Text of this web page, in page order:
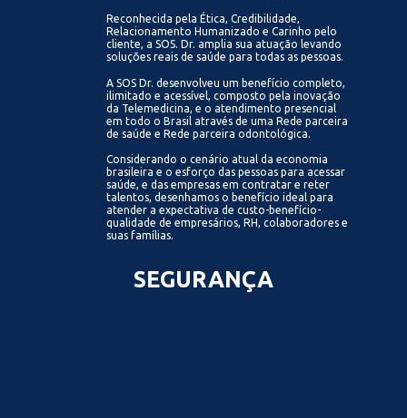
Reconhecida pela Ética, Credibilidade,
Relacionamento Humanizado e Carinho pelo
cliente, a SOS. Dr. amplia sua atuação levando
soluções reais de saúde para todas as pessoas.
A SOS Dr. desenvolveu um benefício completo,
ilimitado e acessível, composto pela inovação
da Telemedicina, e o atendimento presencial
em todo o Brasil através de uma Rede parceira
de saúde e Rede parceira odontológica.
Considerando o cenário atual da economia
brasileira e o esforço das pessoas para acessar
saúde, e das empresas em contratar e reter
talentos, desenhamos o benefício ideal para
atender a expectativa de custo-benefício-
qualidade de empresários, RH, colaboradores e
suas famílias.
SEGURANÇA